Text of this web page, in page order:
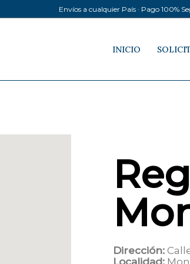
Envíos a cualquier País · Pago 100%
INICIO
Dirección:
Localidad: